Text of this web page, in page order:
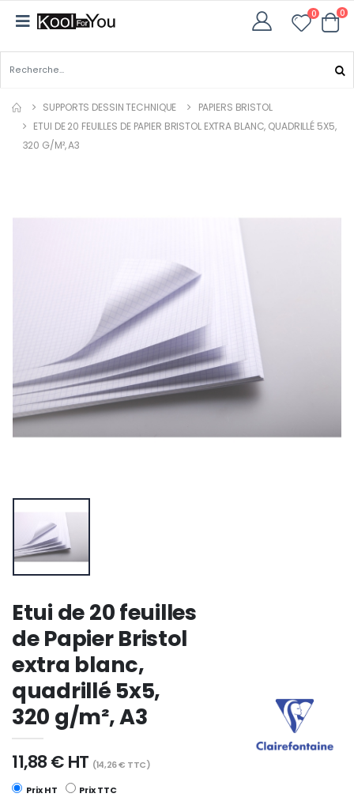
0 0
SUPPORTS DESSIN TECHNIQUE
PAPIERS BRISTOL
ETUI DE 20 FEUILLES DE PAPIER BRISTOL EXTRA BLANC, QUADRILLÉ 5X5,
320 G/M², A3
Etui de 20 feuilles
de Papier Bristol
extra blanc,
quadrillé 5x5,
320 g/m², A3
11,88 € HT (14,26 € TTC)
Prix HT Prix TTC